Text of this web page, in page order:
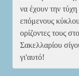
να έχουν την
επόμενους
ορίζοντες τους
Σακελλαρίου
γι'αυτό!